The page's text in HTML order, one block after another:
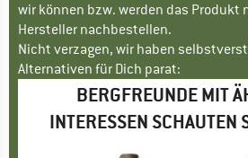
wir können bzw. werden das Produkt
Hersteller nachbestellen.
Nicht verzagen, wir haben
Alternativen für Dich parat:
BERGFREUNDE MIT
INTERESSEN SCHAUTEN